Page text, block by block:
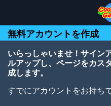
Top
of
Page
Navigation
Main
Content
Footer
ン
コ
ン
移
無料アカウントを作成
いらっしゃいませ！サイン
ルアップし、ページをカス
成します。
すでにアカウントをお持ち